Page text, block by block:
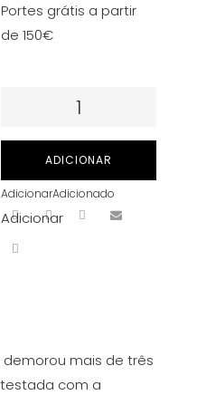
Portes grátis a partir
de 150€
Quantidade
Spektra
Xion
em
ADICIONAR
AdicionarAdicionado
Adicionar
demorou mais de três
testada com a